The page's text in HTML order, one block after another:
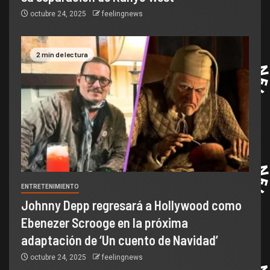
octubre 24, 2025 feelingnews
2 min de lectura
ENTRETENIMIENTO
Johnny Depp regresará a Hollywood como
Ebenezer Scrooge en la próxima
adaptación de ‘Un cuento de Navidad’
octubre 24, 2025 feelingnews